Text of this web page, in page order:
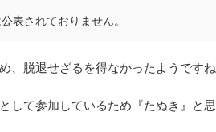
表されておりません。
、脱退せざるを得なかったようですね
して参加しているため『たぬき』と